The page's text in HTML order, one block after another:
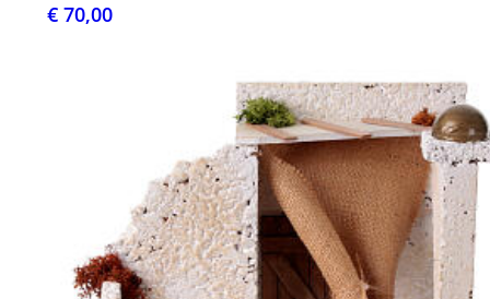
€ 70,00